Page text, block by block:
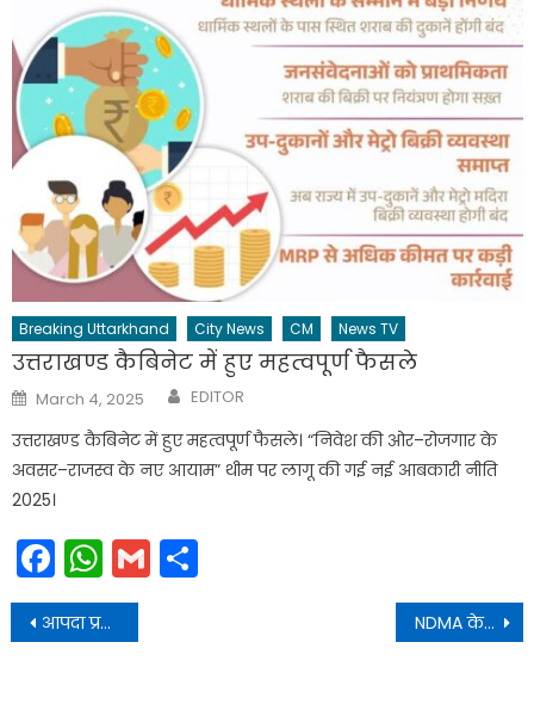
Breaking Uttarkhand City News CM News TV
उत्तराखण्ड कैबिनेट में हुए महत्वपूर्ण फैसले
Posted
on
March 4, 2025 Author
EDITOR
उत्तराखण्ड कैबिनेट में हुए महत्वपूर्ण फैसले। “निवेश की ओर–रोजगार के
अवसर–राजस्व के नए आयाम” थीम पर लागू की गई नई आबकारी नीति
2025।
Facebook
WhatsApp
Gmail
Post
navigation
आपदा प्रबंधन से संबंधित कार्यों के लिए ₹188.90 करोड़ की लागत की स्वीकृतियां प्रदान की NDMA के सदस्य डॉ. दिनेश कुमार असवाल की पुस्तकों का विमोचन भी किया गया